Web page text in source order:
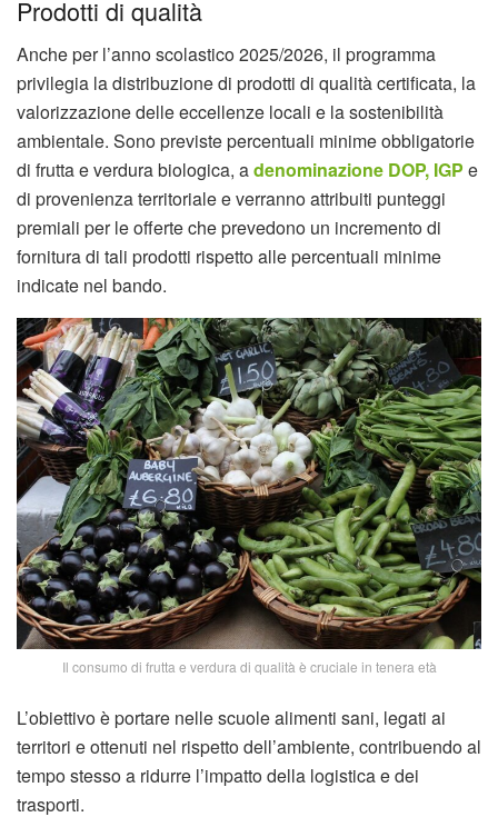
Prodotti di qualità
Anche per l’anno scolastico 2025/2026, il programma
privilegia la distribuzione di prodotti di qualità certificata, la
valorizzazione delle eccellenze locali e la sostenibilità
ambientale. Sono previste percentuali minime obbligatorie
di frutta e verdura biologica, adenominazione DOP, IGP e
di provenienza territoriale e verranno attribuiti punteggi
premiali per le offerte che prevedono un incremento di
fornitura di tali prodotti rispetto alle percentuali minime
indicate nel bando.
Il consumo di frutta e verdura di qualità è cruciale in tenera età
L’obiettivo è portare nelle scuole alimenti sani, legati ai
territori e ottenuti nel rispetto dell’ambiente, contribuendo al
tempo stesso a ridurre l’impatto della logistica e dei
trasporti.